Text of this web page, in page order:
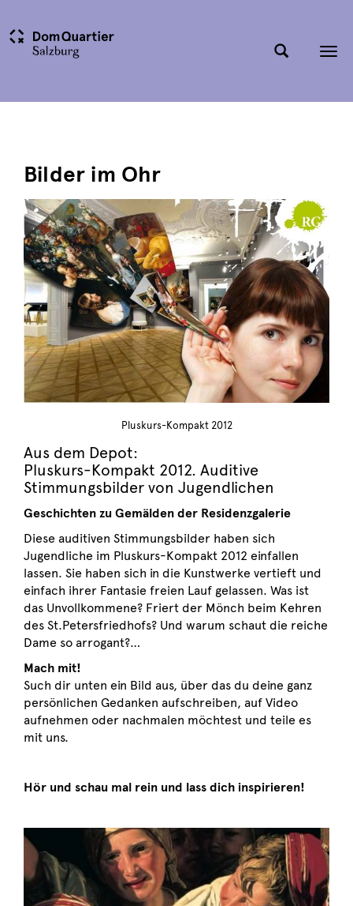
Bilder im Ohr
Pluskurs-Kompakt 2012
Aus dem Depot:
Pluskurs-Kompakt 2012. Auditive
Stimmungsbilder von Jugendlichen
Geschichten zu Gemälden der Residenzgalerie
Diese auditiven Stimmungsbilder haben sich
Jugendliche im Pluskurs-Kompakt 2012 einfallen
lassen. Sie haben sich in die Kunstwerke vertieft und
einfach ihrer Fantasie freien Lauf gelassen. Was ist
das Unvollkommene? Friert der Mönch beim Kehren
des St.Petersfriedhofs? Und warum schaut die reiche
Dame so arrogant?…
Mach mit!
Such dir unten ein Bild aus, über das du deine ganz
persönlichen Gedanken aufschreiben, auf Video
aufnehmen oder nachmalen möchtest und teile es
mit uns.
Hör und schau mal rein und lass dich inspirieren!